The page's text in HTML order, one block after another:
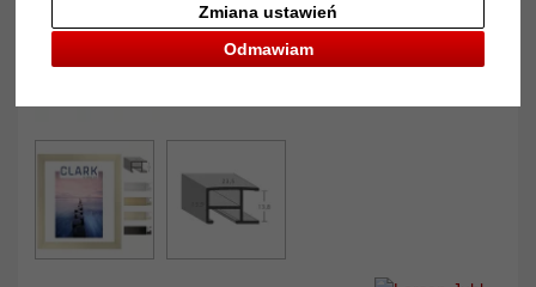
Odmawiam
Zmiana ustawień